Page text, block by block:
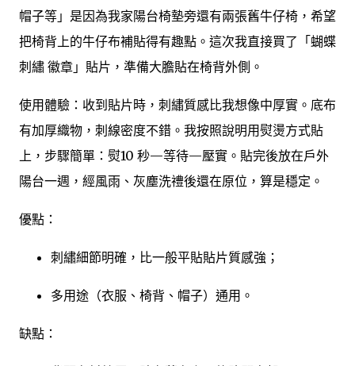
帽子等」是因為我家陽台椅墊旁還有兩張舊牛仔椅，希望
把椅背上的牛仔布補貼得有趣點。這次我直接買了「蝴蝶
刺繡 徽章」貼片，準備大膽貼在椅背外側。
使用體驗：收到貼片時，刺繡質感比我想像中厚實。底布
有加厚織物，刺線密度不錯。我按照說明用熨燙方式貼
上，步驟簡單：熨10 秒—等待—壓實。貼完後放在戶外
陽台一週，經風雨、灰塵洗禮後還在原位，算是穩定。
優點：
刺繡細節明確，比一般平貼貼片質感強；
多用途（衣服、椅背、帽子）通用。
缺點：